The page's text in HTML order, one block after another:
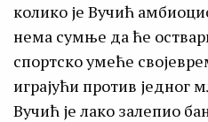
колико је Вучић
нема сумње да ће
спортско умеће
играјући против једног
Вучић је лако залепио